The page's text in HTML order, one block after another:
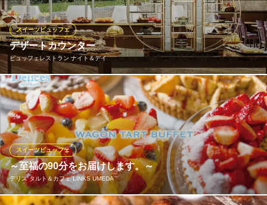
デザートカウンター
ビュッフェレストラン ナイト＆デイ
スイーツビュッフェ
豊富なラインアップのスイーツ&セイボリーを思う存分満喫してい
ただけます。
ビュッフェレストラン ナイト＆デイ
梅田・ホテルビュッフェ
阪急線大阪梅田駅茶屋町口 徒歩3分
大阪府大阪市北区茶屋町19-19 ホテル阪急インターナショナル1F
～至福の90分をお届けします。～
デリス タルト＆カフェ LINKS UMEDA
スイーツビュッフェ